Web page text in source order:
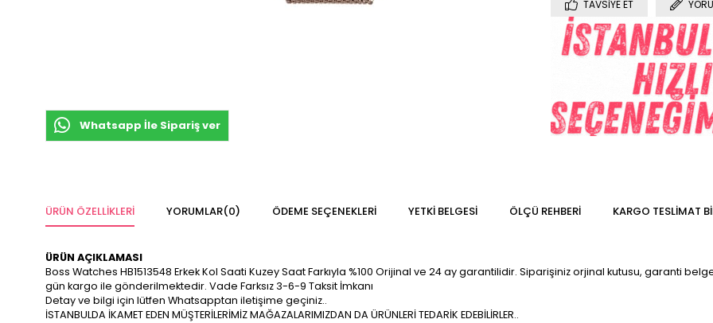
Whatsapp İle Sipariş ver
TAVSIYE ET
ÜRÜN ÖZELLIKLERI YORUMLAR(0) ÖDEME SEÇENEKLERI YETKİ BELGESİ ÖLÇÜ REHBERI KARGO TESLIMAT
ÜRÜN AÇIKLAMASI
Boss Watches HB1513548 Erkek Kol Saati Kuzey Saat Farkıyla %100 Orijinal ve 24 ay garantilidir. Siparişiniz orjinal kutusu, garanti
gün kargo ile gönderilmektedir. Vade Farksız 3-6-9 Taksit İmkanı
Detay ve bilgi için lütfen Whatsapptan iletişime geçiniz..
İSTANBULDA İKAMET EDEN MÜŞTERİLERİMİZ MAĞAZALARIMIZDAN DA ÜRÜNLERİ TEDARİK EDEBİLİRLER..